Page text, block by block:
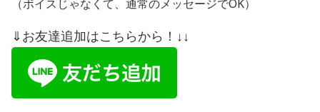
（ボイスじゃなくて、通常のメッセージでOK）
⇓お友達追加はこちらから！↓↓